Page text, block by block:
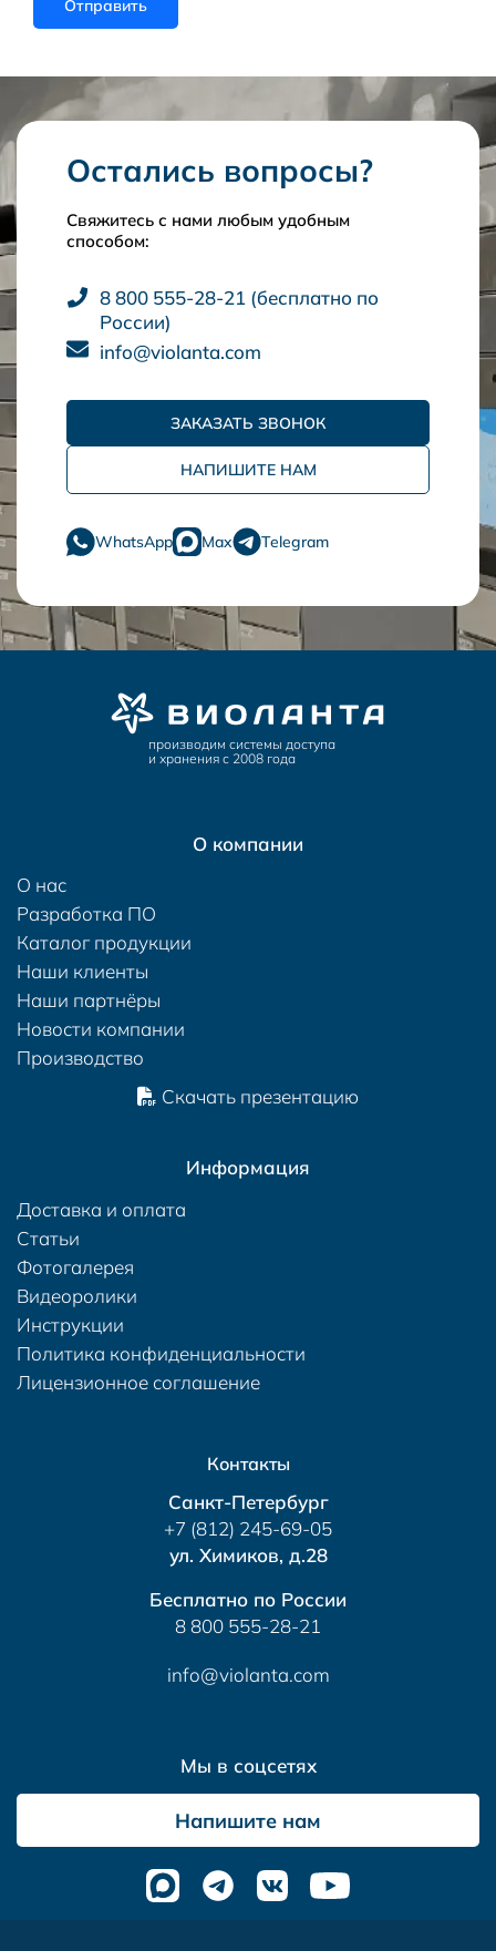
Остались вопросы?
Свяжитесь с нами любым удобным
способом:
8 800 555-28-21 (бесплатно по
России)
info@violanta.com
ЗАКАЗАТЬ ЗВОНОК
НАПИШИТЕ НАМ
WhatsApp Max Telegram
производим системы доступа
и хранения с 2008 года
О компании
О нас
Разработка ПО
Каталог продукции
Наши клиенты
Наши партнёры
Новости компании
Производство
Скачать презентацию
Информация
Доставка и оплата
Статьи
Фотогалерея
Видеоролики
Инструкции
Политика конфиденциальности
Лицензионное соглашение
Контакты
Санкт-Петербург
+7 (812) 245-69-05
ул. Химиков, д.28
Бесплатно по России
8 800 555-28-21
info@violanta.com
Мы в соцсетях
Напишите нам